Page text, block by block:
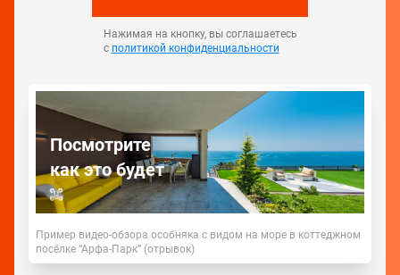
Нажимая на кнопку, вы соглашаетесь
с политикой конфиденциальности
Посмотрите
как это будет
Пример видео-обзора особняка с видом на море в коттеджном
посёлке “Арфа-Парк” (отрывок)